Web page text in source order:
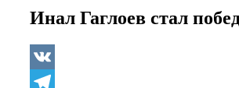
Инал Гаглоев стал
VK